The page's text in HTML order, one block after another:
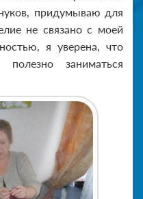
придумываю для
не связано с моей
я уверена, что
заниматься